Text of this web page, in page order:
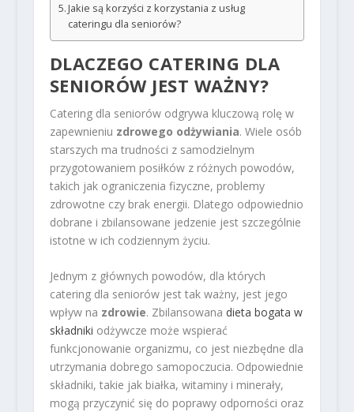
Jakie są korzyści z korzystania z usług
cateringu dla seniorów?
DLACZEGO CATERING DLA
SENIORÓW JEST WAŻNY?
Catering dla seniorów odgrywa kluczową rolę w
zapewnieniu zdrowego odżywiania. Wiele osób
starszych ma trudności z samodzielnym
przygotowaniem posiłków z różnych powodów,
takich jak ograniczenia fizyczne, problemy
zdrowotne czy brak energii. Dlatego odpowiednio
dobrane i zbilansowane jedzenie jest szczególnie
istotne w ich codziennym życiu.
Jednym z głównych powodów, dla których
catering dla seniorów jest tak ważny, jest jego
wpływ na zdrowie. Zbilansowana dieta bogata w
składniki odżywcze może wspierać
funkcjonowanie organizmu, co jest niezbędne dla
utrzymania dobrego samopoczucia. Odpowiednie
składniki, takie jak białka, witaminy i minerały,
mogą przyczynić się do poprawy odporności oraz